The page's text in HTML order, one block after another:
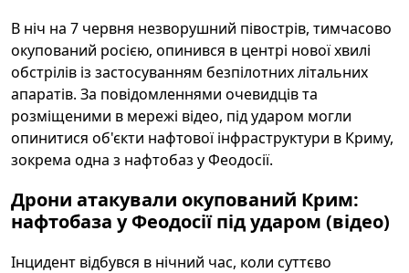
В ніч на 7 червня незворушний півострів, тимчасово
окупований росією, опинився в центрі нової хвилі
обстрілів із застосуванням безпілотних літальних
апаратів. За повідомленнями очевидців та
розміщеними в мережі відео, під ударом могли
опинитися об'єкти нафтової інфраструктури в Криму,
зокрема одна з нафтобаз у Феодосії.
Дрони атакували окупований Крим:
нафтобаза у Феодосії під ударом (відео)
Інцидент відбувся в нічний час, коли суттєво